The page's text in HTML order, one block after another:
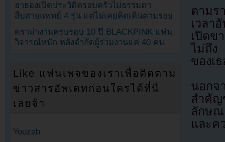
ตามร
เวลา
เปิดข
ไม่ถึง
ของเ
นอกจ
สำคัญ
ลักษณ
และค
ฮายองเปิดประวัติครอบครัวไม่ธรรมดา
สืบสายแพทย์ 4 รุ่น แต่ไม่เคยคิดเดินตามรอย
ดราม่างานครบรอบ 10 ปี BLACKPINK แฟน
วิจารณ์หนัก หลังจำกัดผู้ร่วมงานแค่ 40 คน
Like แฟนเพจของเราเพื่อติดตาม
ข่าวสารอัพเดทก่อนใครได้ที่นี่
เลยจ้า
Youzab